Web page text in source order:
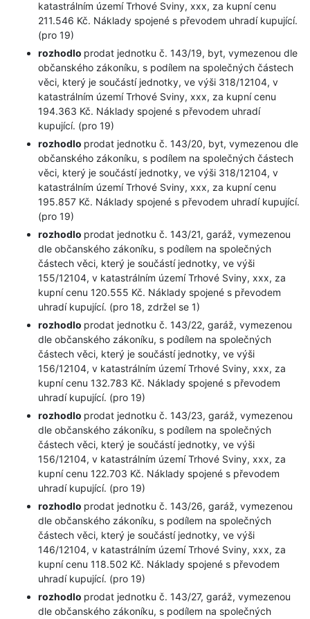
katastrálním území Trhové Sviny, xxx, za kupní cenu
211.546 Kč. Náklady spojené s převodem uhradí kupující.
(pro 19)
rozhodlo prodat jednotku č. 143/19, byt, vymezenou dle
občanského zákoníku, s podílem na společných částech
věci, který je součástí jednotky, ve výši 318/12104, v
katastrálním území Trhové Sviny, xxx, za kupní cenu
194.363 Kč. Náklady spojené s převodem uhradí
kupující. (pro 19)
rozhodlo prodat jednotku č. 143/20, byt, vymezenou dle
občanského zákoníku, s podílem na společných částech
věci, který je součástí jednotky, ve výši 318/12104, v
katastrálním území Trhové Sviny, xxx, za kupní cenu
195.857 Kč. Náklady spojené s převodem uhradí kupující.
(pro 19)
rozhodlo prodat jednotku č. 143/21, garáž, vymezenou
dle občanského zákoníku, s podílem na společných
částech věci, který je součástí jednotky, ve výši
155/12104, v katastrálním území Trhové Sviny, xxx, za
kupní cenu 120.555 Kč. Náklady spojené s převodem
uhradí kupující. (pro 18, zdržel se 1)
rozhodlo prodat jednotku č. 143/22, garáž, vymezenou
dle občanského zákoníku, s podílem na společných
částech věci, který je součástí jednotky, ve výši
156/12104, v katastrálním území Trhové Sviny, xxx, za
kupní cenu 132.783 Kč. Náklady spojené s převodem
uhradí kupující. (pro 19)
rozhodlo prodat jednotku č. 143/23, garáž, vymezenou
dle občanského zákoníku, s podílem na společných
částech věci, který je součástí jednotky, ve výši
156/12104, v katastrálním území Trhové Sviny, xxx, za
kupní cenu 122.703 Kč. Náklady spojené s převodem
uhradí kupující. (pro 19)
rozhodlo prodat jednotku č. 143/26, garáž, vymezenou
dle občanského zákoníku, s podílem na společných
částech věci, který je součástí jednotky, ve výši
146/12104, v katastrálním území Trhové Sviny, xxx, za
kupní cenu 118.502 Kč. Náklady spojené s převodem
uhradí kupující. (pro 19)
rozhodlo prodat jednotku č. 143/27, garáž, vymezenou
dle občanského zákoníku, s podílem na společných